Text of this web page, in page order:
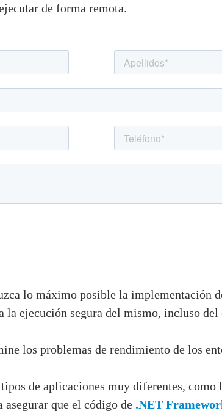
de forma remota.
lo máximo posible la implementación
ejecución segura del mismo, incluso del
los problemas de rendimiento de los
de aplicaciones muy diferentes, como
asegurar que el código de .NET